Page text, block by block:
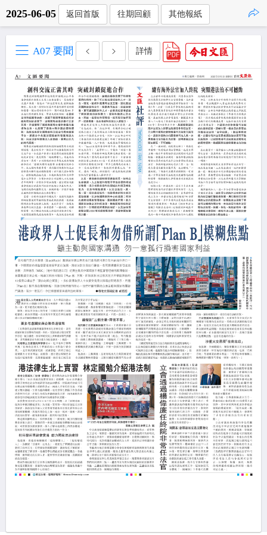
2025-06-05 返回首版 往期回顧 其他報紙
A07 要聞 詳情